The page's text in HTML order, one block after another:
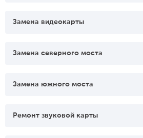
Замена видеокарты
Замена северного моста
Замена южного моста
Ремонт звуковой карты